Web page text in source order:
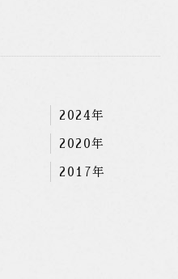
2024年
2020年
2017年